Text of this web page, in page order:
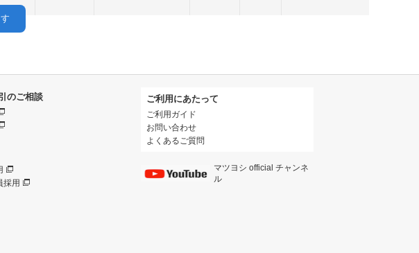
のご相談
採用
ご利用にあたって
ご利用ガイド
お問い合わせ
よくあるご質問
マツヨシ official チャンネ
ル